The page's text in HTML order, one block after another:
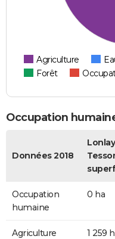
Agriculture
Forêt
Occupation
Données 2018
Occupation
humaine
0 ha
Agriculture 1 259